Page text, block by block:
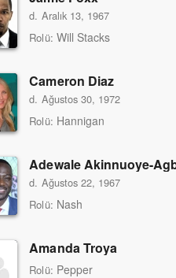
d. Aralık 13, 1967
Rolü: Will Stacks
Cameron Diaz
d. Ağustos 30, 1972
Rolü: Hannigan
Adewale Akinnuoye-
d. Ağustos 22, 1967
Rolü: Nash
Amanda Troya
Rolü: Pepper